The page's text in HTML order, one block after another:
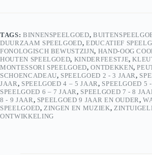
TAGS: BINNENSPEELGOED,
DUURZAAM SPEELGOED,EDUCATIEF
FONOLOGISCH BEWUSTZIJN, HAND-OOG
HOUTEN SPEELGOED, KINDERFEESTJE,
MONTESSORI SPEELGOED,ONTDEKKEN,
SCHOENCADEAU, SPEELGOED 2 - 3 JAAR,
JAAR, SPEELGOED 4 – 5 JAAR, SPEELGOED 5
SPEELGOED 6 – 7 JAAR, SPEELGOED 7 - 8
8 - 9 JAAR, SPEELGOED 9 JAAR EN OUDER,
SPEELGOED,ZINGEN EN MUZIEK,
ONTWIKKELING